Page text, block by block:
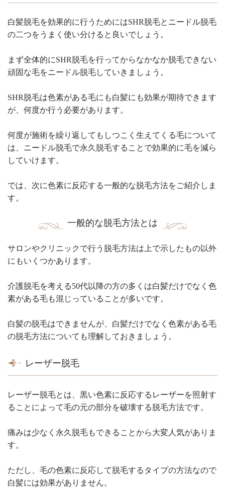
白髪脱毛を効果的に行うためにはSHR脱毛とニードル脱毛
の二つをうまく使い分けると良いでしょう。
まず全体的にSHR脱毛を行ってからなかなか脱毛できない
頑固な毛をニードル脱毛していきましょう。
SHR脱毛は色素がある毛にも白髪にも効果が期待できます
が、何度か行う必要があります。
何度が施術を繰り返してもしつこく生えてくる毛について
は、ニードル脱毛で永久脱毛することで効果的に毛を減ら
していけます。
では、次に色素に反応する一般的な脱毛方法をご紹介しま
す。
一般的な脱毛方法とは
サロンやクリニックで行う脱毛方法は上で示したもの以外
にもいくつかあります。
介護脱毛を考える50代以降の方の多くは白髪だけでなく色
素がある毛も混じっていることが多いです。
白髪の脱毛はできませんが、白髪だけでなく色素がある毛
の脱毛方法についても理解しておきましょう。
レーザー脱毛
レーザー脱毛とは、黒い色素に反応するレーザーを照射す
ることによって毛の元の部分を破壊する脱毛方法です。
痛みは少なく永久脱毛もできることから大変人気がありま
す。
ただし、毛の色素に反応して脱毛するタイプの方法なので
白髪には効果がありません。